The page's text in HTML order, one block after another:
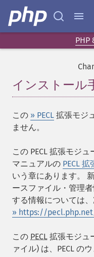
PHP
インストール
この » PECL 拡張モジ
ません。
この PECL 拡張モジ
マニュアルの PECL
いう章にあります。
ースファイル・管理者
する情報については、
» https://
この PECL 拡張モジュ
ァイル) は、PECL の